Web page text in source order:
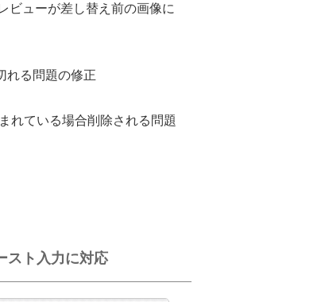
ビューが差し替え前の画像に
れる問題の修正
れている場合削除される問題
スト入力に対応